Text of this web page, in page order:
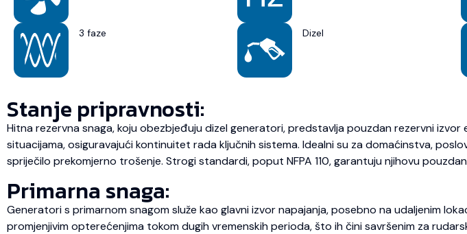
3 faze Dizel
Stanje pripravnosti:
Hitna rezervna snaga, koju obezbjeđuju dizel generatori, predstavlja pouzdan rezervni
situacijama, osiguravajući kontinuitet rada ključnih sistema. Idealni su za domaćinstva,
spriječilo prekomjerno trošenje. Strogi standardi, poput NFPA 110, garantuju njihovu
Primarna snaga:
Generatori s primarnom snagom služe kao glavni izvor napajanja, posebno na udaljenim
promjenjivim opterećenjima tokom dugih vremenskih perioda, što ih čini savršenim za